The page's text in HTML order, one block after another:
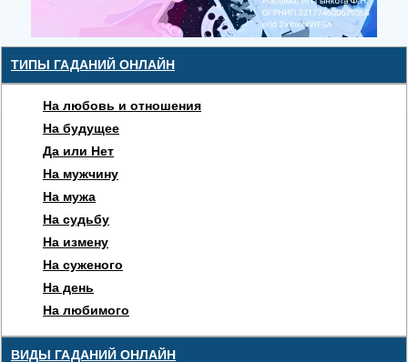
ТИПЫ ГАДАНИЙ ОНЛАЙН
На любовь и отношения
На будущее
Да или Нет
На мужчину
На мужа
На судьбу
На измену
На суженого
На день
На любимого
ВИДЫ ГАДАНИЙ ОНЛАЙН